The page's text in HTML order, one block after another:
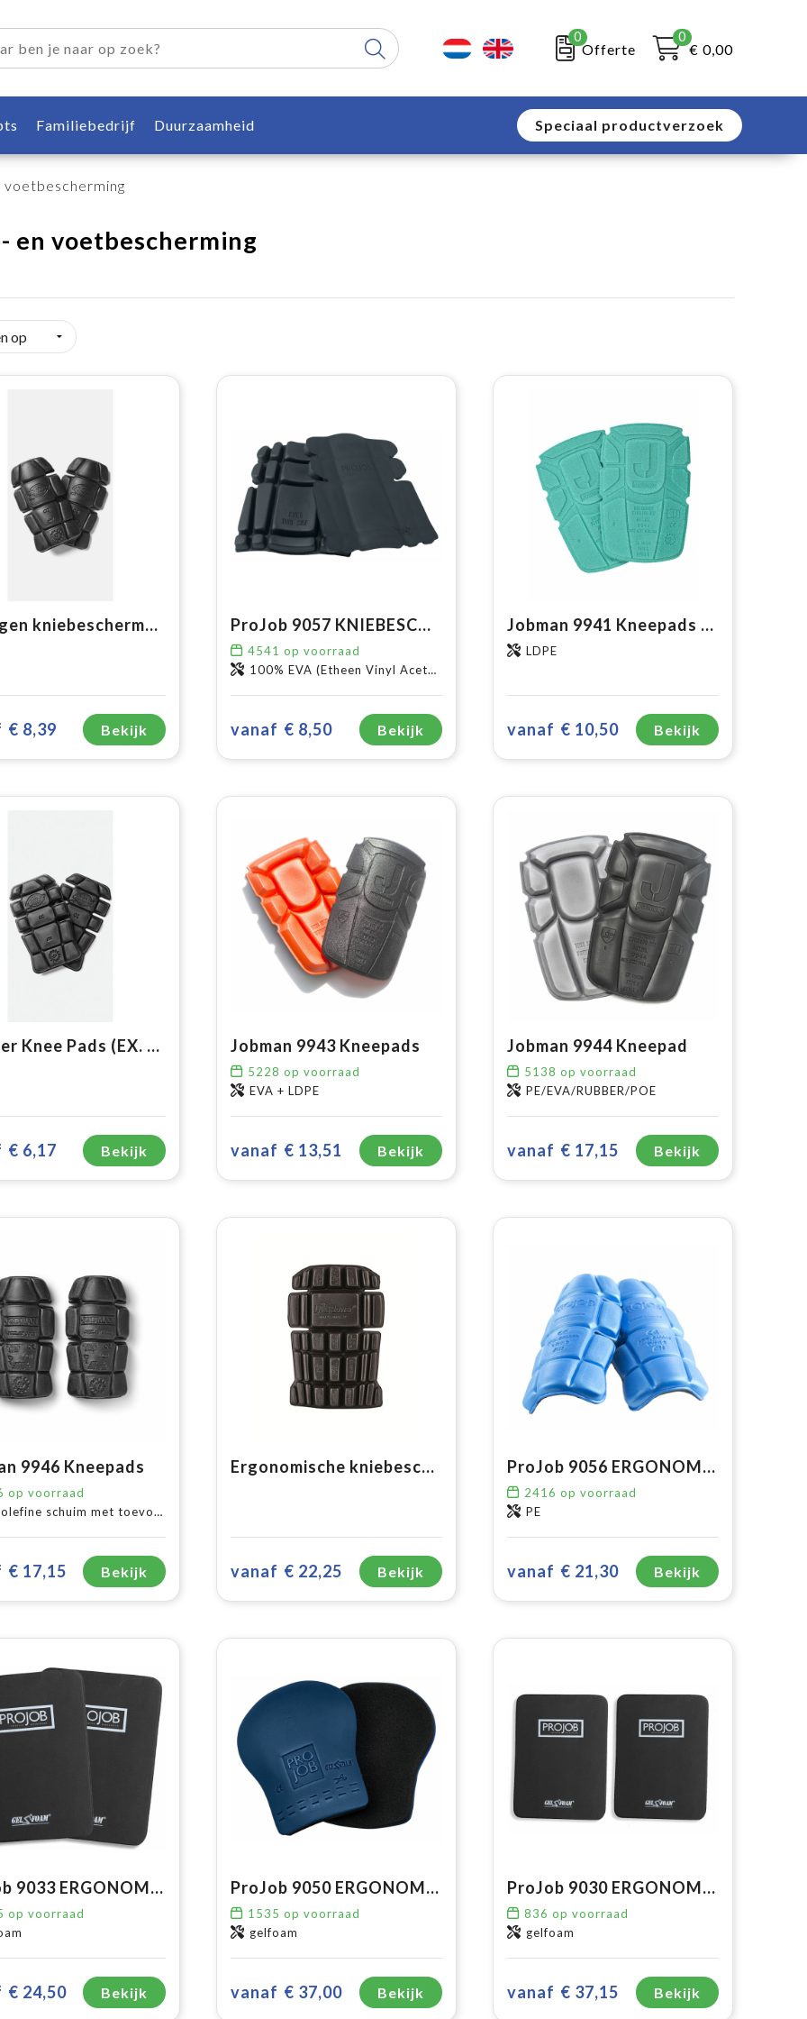
0
Offerte
0
€ 0,00
Familiebedrijf Duurzaamheid Speciaal productverzoek
voetbescherming
en voetbescherming
Gebogen kniebeschermers (SA68)
€ 8,39 Bekijk
ProJob 9057 KNIEBESCHERMERS
4541 op voorraad
100% EVA (Etheen Vinyl Acetaat) schuim
vanaf € 8,50 Bekijk
Jobman 9941 Kneepads Practical
LDPE
vanaf € 10,50 Bekijk
Grafter Knee Pads (EX. DSA66)
€ 6,17 Bekijk
Jobman 9943 Kneepads
5228 op voorraad
EVA + LDPE
vanaf € 13,51 Bekijk
Jobman 9944 Kneepad
5138 op voorraad
PE/EVA/RUBBER/POE
vanaf € 17,15 Bekijk
9946 Kneepads
op voorraad
schuim met toevoeging van ethyleen vinylacetaat.
€ 17,15 Bekijk
Ergonomische kniebeschermers
vanaf € 22,25 Bekijk
ProJob 9056 ERGONOMISCHE KNIEBESCHERMERS EN14404+A1:2010
2416 op voorraad
PE
vanaf € 21,30 Bekijk
ProJob 9033 ERGONOMISCHE KNIEBESCHERMERS 11MM
op voorraad
€ 24,50 Bekijk
ProJob 9050 ERGONOMISCHE KNIEBESCHERMERS
1535 op voorraad
gelfoam
vanaf € 37,00 Bekijk
ProJob 9030 ERGONOMISCHE KNIEBESCHERMERS 22MM
836 op voorraad
gelfoam
vanaf € 37,15 Bekijk